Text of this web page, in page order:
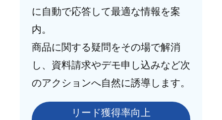
に自動で応答して最適な情報を案
内。
商品に関する疑問をその場で解消
し、資料請求やデモ申し込みなど次
のアクションへ自然に誘導します。
リード獲得率向上